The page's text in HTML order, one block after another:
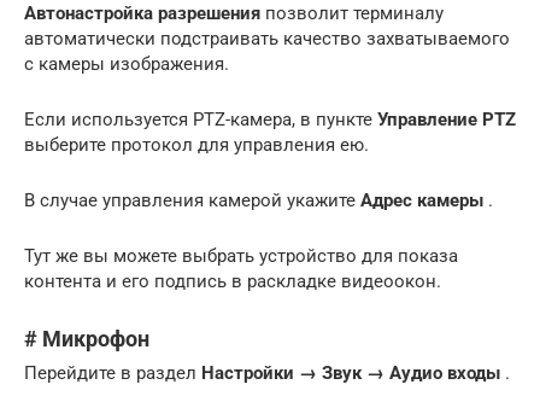
Автонастройка разрешения позволит терминалу
автоматически подстраивать качество захватываемого
с камеры изображения.
Если используется PTZ-камера, в пункте Управление PTZ
выберите протокол для управления ею.
В случае управления камерой укажите Адрес камеры .
Тут же вы можете выбрать устройство для показа
контента и его подпись в раскладке видеоокон.
# Микрофон
Перейдите в раздел Настройки → Звук → Аудио входы .